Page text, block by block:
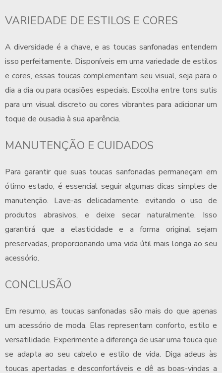
VARIEDADE DE ESTILOS E CORES
A diversidade é a chave, e as toucas sanfonadas entendem
isso perfeitamente. Disponíveis em uma variedade de estilos
e cores, essas toucas complementam seu visual, seja para o
dia a dia ou para ocasiões especiais. Escolha entre tons sutis
para um visual discreto ou cores vibrantes para adicionar um
toque de ousadia à sua aparência.
MANUTENÇÃO E CUIDADOS
Para garantir que suas toucas sanfonadas permaneçam em
ótimo estado, é essencial seguir algumas dicas simples de
manutenção. Lave-as delicadamente, evitando o uso de
produtos abrasivos, e deixe secar naturalmente. Isso
garantirá que a elasticidade e a forma original sejam
preservadas, proporcionando uma vida útil mais longa ao seu
acessório.
CONCLUSÃO
Em resumo, as toucas sanfonadas são mais do que apenas
um acessório de moda. Elas representam conforto, estilo e
versatilidade. Experimente a diferença de usar uma touca que
se adapta ao seu cabelo e estilo de vida. Diga adeus às
toucas apertadas e desconfortáveis e dê as boas-vindas a